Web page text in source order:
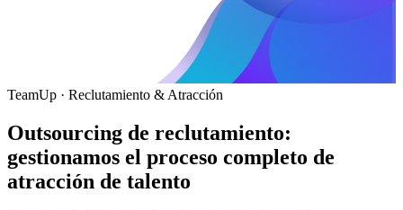
TeamUp · Reclutamiento & Atracción
Outsourcing de reclutamiento:
gestionamos el proceso completo de
atracción de talento